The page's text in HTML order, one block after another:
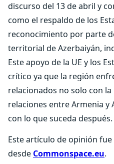
discurso del 13 de abril y
como el respaldo de los
reconocimiento por parte
territorial de Azerbaiyán,
Este apoyo de la UE y los
crítico ya que la región
relacionados no solo con
relaciones entre Armenia y
con lo que suceda después.
Este artículo de opinión
desde Commonspace.eu.